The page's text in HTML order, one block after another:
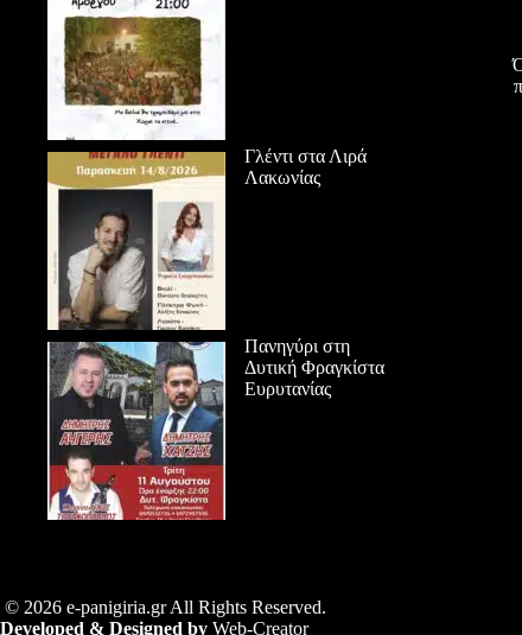
Γλέντι στα Λιρά
Λακωνίας
Πανηγύρι στη
Δυτική Φραγκίστα
Ευρυτανίας
© 2026 e-panigiria.gr All Rights Reserved.
Developed & Designed by Web-Creator